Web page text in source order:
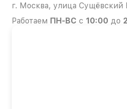
г. Москва, улица Сущёвский
Работаем ПН-ВС с 10:00 до